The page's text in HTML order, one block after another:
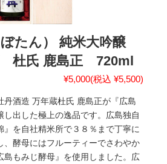
たん） 純米大吟醸
杜氏 鹿島正 720ml
¥5,000(税込 ¥5,500)
丹酒造 万年蔵杜氏 鹿島正が『広島
し出した極上の逸品です。広島独自
』を自社精米所で３８％まで丁寧に
、酵母にはフルーティーでさわやか
島もみじ酵母』を使用しました。広